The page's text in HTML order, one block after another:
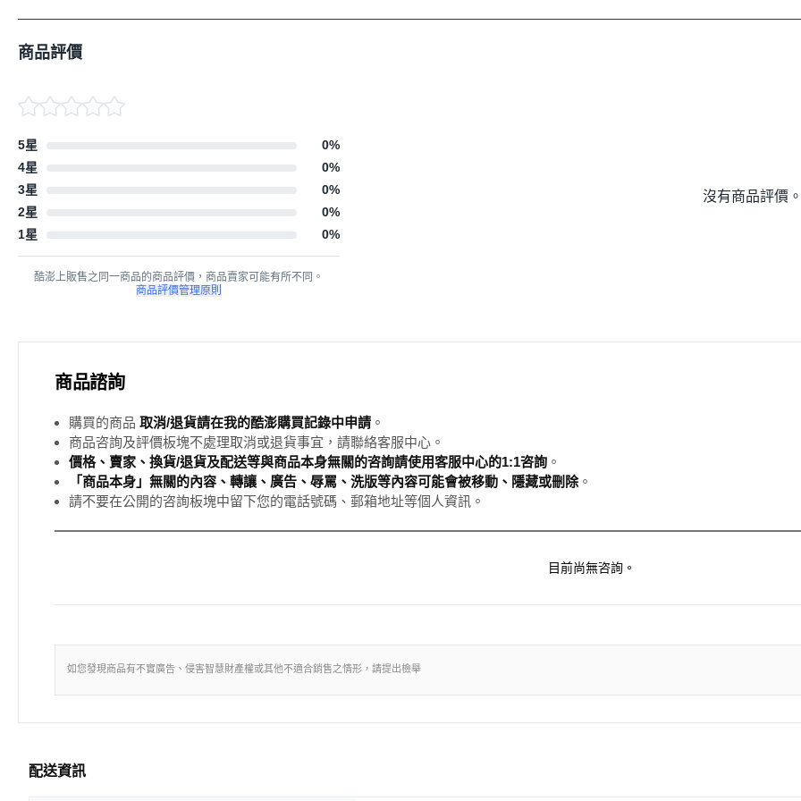
商品評價
5星 0%
4星
0%
3星
0%
2星
0%
1星
0%
酷澎上販售之同一商品的商品評價，商品賣家可能有所不同。
商品評價管理原則
沒有商品評價
商品諮詢
購買的商品 取消/退貨請在我的酷澎購買記錄中申請 。
商品咨詢及評價板塊不處理取消或退貨事宜，請聯絡客服中心。
價格、賣家、換貨/退貨及配送等與商品本身無關的咨詢請使用客服中心的1:1咨詢 。
「商品本身」無關的內容、轉讓、廣告、辱罵、洗版等內容可能會被移動、隱藏或刪除。
請不要在公開的咨詢板塊中留下您的電話號碼、郵箱地址等個人資訊。
目前尚無咨詢。
如您發現商品有不實廣告、侵害智慧財產權或其他不適合銷售之情形，請提出檢舉
配送資訊